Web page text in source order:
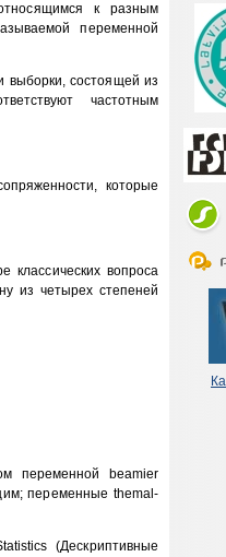
к разным
переменной
выборки, состоящей из
частотным
которые
классических вопроса
из четырех степеней
переменной beamier
переменные themal-
(Дескриптивные